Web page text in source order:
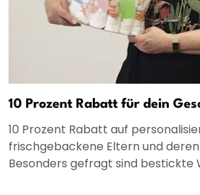
10 Prozent Rabatt für dein
10 Prozent Rabatt auf
frischgebackene Eltern und deren
Besonders gefragt sind bestickte